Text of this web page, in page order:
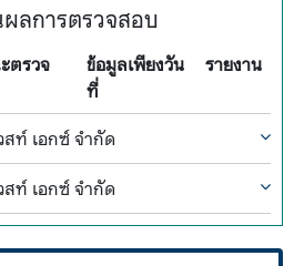
ลการตรวจสอบ
ตรวจ
ข้อมูลเพียงวัน
ที่
รายงาน
ท์ เอกซ์ จำกัด
ท์ เอกซ์ จำกัด